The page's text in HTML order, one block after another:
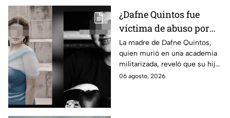
¿Dafne Quintos fue
víctima de abuso por
parte de su padre?
Revelan que antes de
morir iba a declarar en
su contra
La madre de Dafne Quintos,
quien murió en una academia
militarizada, reveló que su hija
iba a declarar contra su padre
06 agosto, 2026